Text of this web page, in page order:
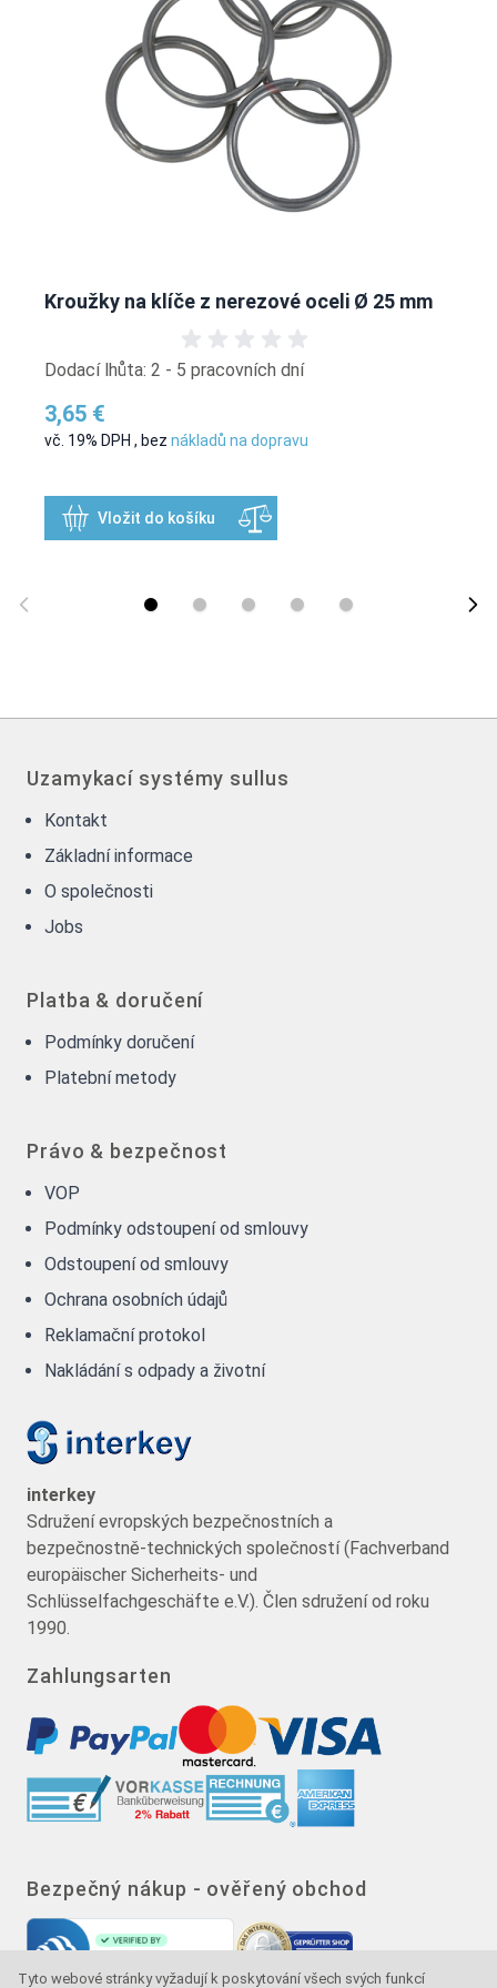
Tyto webové stránky vyžadují k poskytování všech svých funkcí
Kroužky na klíče z nerezové oceli Ø 25 mm
Dodací lhůta: 2 - 5 pracovních dní
3,65 €
vč. 19% DPH , bez nákladů na dopravu
Vložit do košíku
Uzamykací systémy sullus
Kontakt
Základní informace
O společnosti
Jobs
Platba & doručení
Podmínky doručení
Platební metody
Právo & bezpečnost
VOP
Podmínky odstoupení od smlouvy
Odstoupení od smlouvy
Ochrana osobních údajů
Reklamační protokol
Nakládání s odpady a životní
interkey
Sdružení evropských bezpečnostních a
bezpečnostně-technických společností (Fachverband
europäischer Sicherheits- und
Schlüsselfachgeschäfte e.V.). Člen sdružení od roku
1990.
Zahlungsarten
Bezpečný nákup - ověřený obchod